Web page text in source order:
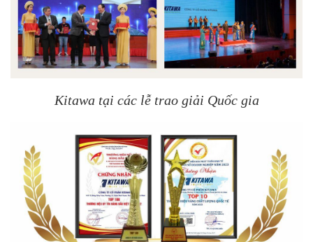
Kitawa tại các lễ trao giải Quốc gia